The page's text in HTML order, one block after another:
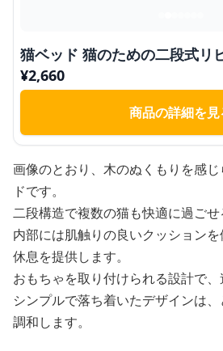
猫ベッド 猫のための二段式リ
¥2,660
商品の詳細を見
画像のとおり、木のぬくもりを感
ドです。
二段構造で複数の猫も快適に過ごせ
内部には肌触りの良いクッション
休息を提供します。
おもちゃを取り付けられる設計で、
シンプルで落ち着いたデザインは
調和します。